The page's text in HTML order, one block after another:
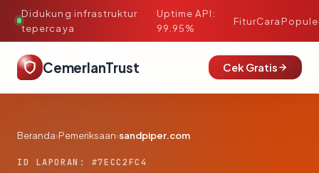
Didukung infrastruktur
tepercaya
·
Uptime API:
99.95%
FiturCara
CemerlanTrust Cek Gratis
Beranda›Pemeriksaan›sandpiper.com
ID LAPORAN: #7ECC2FC4